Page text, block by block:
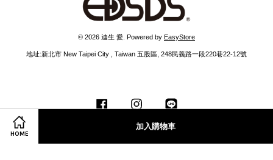
HOME
加入購物車
© 2026 迪生 愛. Powered by EasyStore
地址:新北市 New Taipei City , Taiwan 五股區, 248民義路一段220巷22-12號
Facebook Instagram